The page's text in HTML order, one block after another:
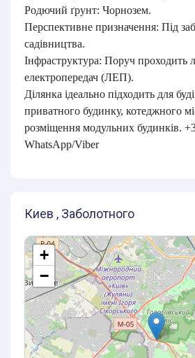
Родючий ґрунт: Чорнозем.
Перспективне призначення: Під
садівництва.
Інфраструктура: Поруч проходить
електропередач (ЛЕП).
Ділянка ідеально підходить для
приватного будинку, котеджного
розміщення модульних будинків.
WhatsApp/Viber
Киев , Заболотного
+
−